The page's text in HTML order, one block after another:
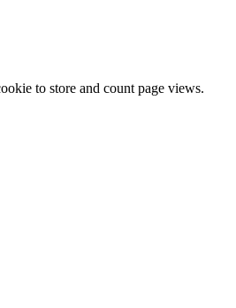
to store and count page views.